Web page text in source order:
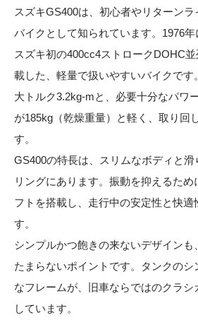
スズキGS400は、初心者やリターン
バイクとして知られています。1976年
スズキ初の400cc4ストロークDOHC
載した、軽量で扱いやすいバイクです
大トルク3.2kg-mと、必要十分なパワ
が185kg（乾燥重量）と軽く、取り回
す。
GS400の特長は、スリムなボディと
リングにあります。振動を抑えるため
フトを搭載し、走行中の安定性と快適
す。
シンプルかつ飽きの来ないデザインも
たまらないポイントです。タンクのシ
なフレームが、旧車ならではのクラシ
しています。